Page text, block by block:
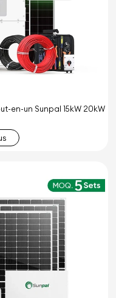
en-un Sunpal 15kW 20kW